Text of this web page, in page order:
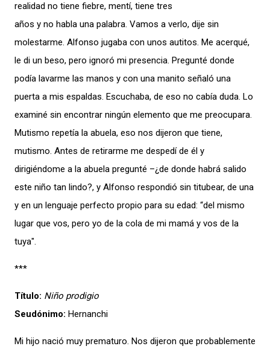
realidad no tiene fiebre, mentí, tiene tres
años y no habla una palabra. Vamos a verlo, dije sin
molestarme. Alfonso jugaba con unos autitos. Me acerqué,
le di un beso, pero ignoró mi presencia. Pregunté donde
podía lavarme las manos y con una manito señaló una
puerta a mis espaldas. Escuchaba, de eso no cabía duda. Lo
examiné sin encontrar ningún elemento que me preocupara.
Mutismo repetía la abuela, eso nos dijeron que tiene,
mutismo. Antes de retirarme me despedí de él y
dirigiéndome a la abuela pregunté –¿de donde habrá salido
este niño tan lindo?, y Alfonso respondió sin titubear, de una
y en un lenguaje perfecto propio para su edad: “del mismo
lugar que vos, pero yo de la cola de mi mamá y vos de la
tuya".
***
Título: Niño prodigio
Seudónimo: Hernanchi
Mi hijo nació muy prematuro. Nos dijeron que probablemente